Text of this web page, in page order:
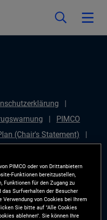
PIMCO
(Chair's Statement)
Sustainable Finance
PIMCO Europe
Statement)
Site Map
PIMCO oder von Drittanbietern
Funktionen bereitzustellen,
Funktionen für den Zugang zu
Surfverhalten der Besucher
von Cookies bei Ihrem
Sie bitte auf "Alle Cookies
ablehnen". Sie können Ihre